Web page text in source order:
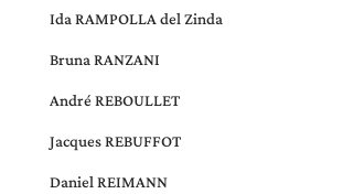
Ida RAMPOLLA del Zinda
Bruna RANZANI
André REBOULLET
Jacques REBUFFOT
Daniel REIMANN